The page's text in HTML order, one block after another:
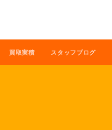
買取実積 スタッフブログ